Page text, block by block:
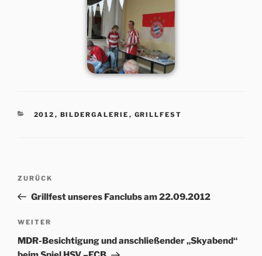
KATEGORIEN
2012 , BILDERGALERIE , GRILLFEST
Beitrags-
Vorheriger
Beitrag
ZURÜCK
Grillfest unseres Fanclubs am 22.09.2012
Nächster
Beitrag
WEITER
MDR-Besichtigung und anschließender „Skyabend“